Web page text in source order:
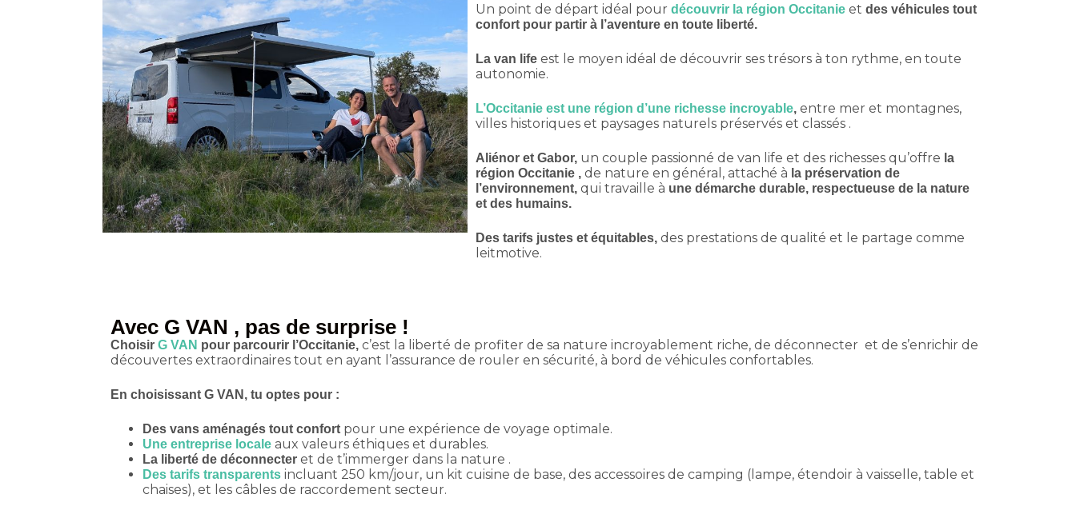
Un point de départ idéal pour découvrir la région Occitanie et des véhicules tout
confort pour partir à l’aventure en toute liberté.
La van lifeest le moyen idéal de découvrir ses trésors à ton rythme, en toute
autonomie.
L’Occitanie est une région d’une richesse incroyable, entre mer et montagnes,
villes historiques et paysages naturels préservés et classés .
Aliénor et Gabor,un couple passionné de van life et des richesses qu’offre la
région Occitanie ,de nature en général, attaché à la préservation de
l’environnement,qui travaille à une démarche durable, respectueuse de la nature
et des humains.
Des tarifs justes et équitables,des prestations de qualité et le partage comme
leitmotive.
Avec G VAN , pas de surprise !
Choisir G VAN pour parcourir l’Occitanie,c’est la liberté de profiter de sa nature incroyablement riche, de déconnecter et de s’enrichir de
découvertes extraordinaires tout en ayant l’assurance de rouler en sécurité, à bord de véhicules confortables.
En choisissant G VAN, tu optes pour :
Des vans aménagés tout confortpour une expérience de voyage optimale.
Une entreprise locale aux valeurs éthiques et durables.
La liberté de déconnecteret de t’immerger dans la nature .
Des tarifs transparents incluant 250 km/jour, un kit cuisine de base, des accessoires de camping (lampe, étendoir à vaisselle, table et
chaises), et les câbles de raccordement secteur.